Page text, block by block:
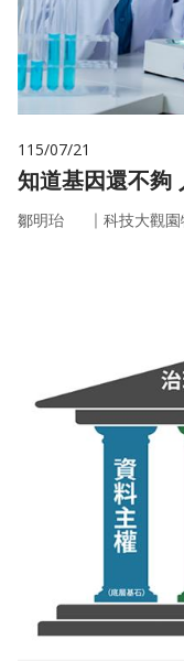
115/07/21
鄒明珆 ｜ 科技大觀